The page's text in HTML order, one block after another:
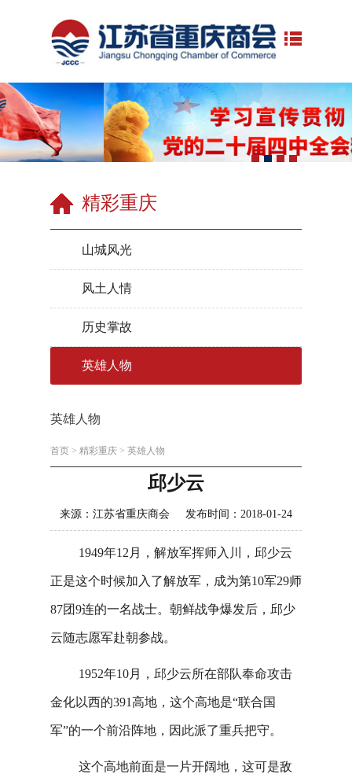
精彩重庆
山城风光
风土人情
历史掌故
英雄人物
英雄人物
首页 > 精彩重庆 > 英雄人物
邱少云
来源：江苏省重庆商会 发布时间：2018-01-24
1949年12月，解放军挥师入川，邱少云
正是这个时候加入了解放军，成为第10军29师
87团9连的一名战士。朝鲜战争爆发后，邱少
云随志愿军赴朝参战。
1952年10月，邱少云所在部队奉命攻击
金化以西的391高地，这个高地是“联合国
军”的一个前沿阵地，因此派了重兵把守。
这个高地前面是一片开阔地，这可是敌